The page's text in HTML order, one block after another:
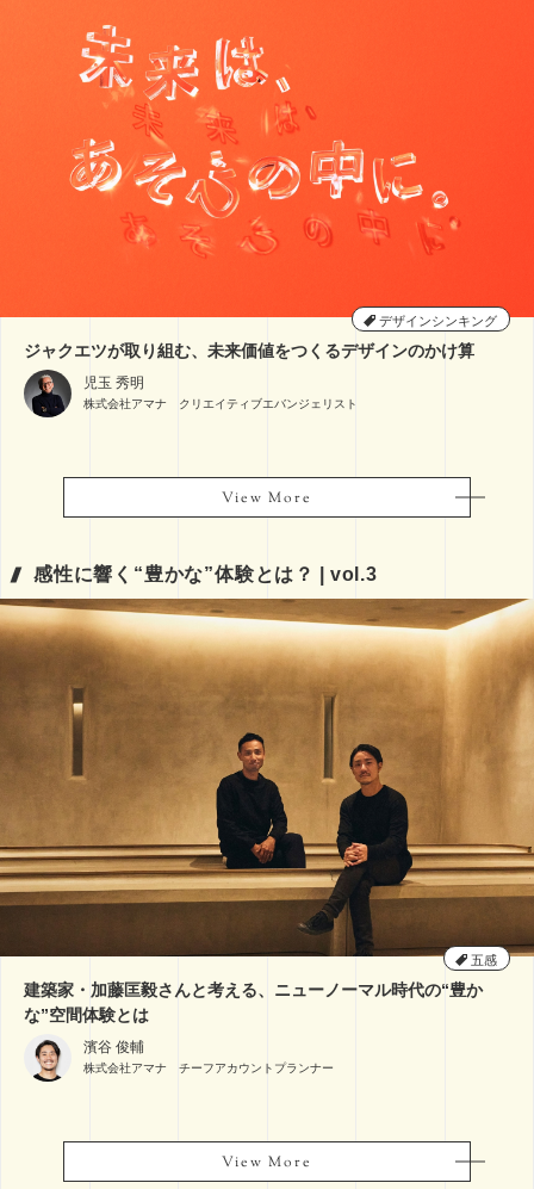
デザインシンキング
ジャクエツが取り組む、未来価値をつくるデザインのかけ算
児玉 秀明
株式会社アマナ クリエイティブエバンジェリスト
View More
View More
感性に響く“豊かな”体験とは？ | vol.3
五感
建築家・加藤匡毅さんと考える、ニューノーマル時代の“豊か
な”空間体験とは
濱谷 俊輔
株式会社アマナ チーフアカウントプランナー
View More
View More